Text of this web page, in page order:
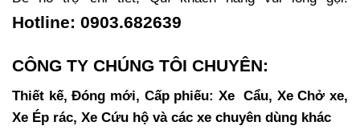
Hotline: 0903.682639
CÔNG TY CHÚNG TÔI CHUYÊN:
Thiết kế, Đóng mới, Cấp phiếu: Xe Cẩu, Xe Chở xe,
Xe Ép rác, Xe Cứu hộ và các xe chuyên dùng khác